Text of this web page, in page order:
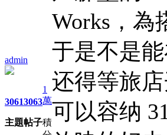
admin
3061
主題
3063
帖子
1
萬
積
Works，為
于是不是
还得等旅
可以容纳